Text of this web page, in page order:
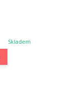
Skladem